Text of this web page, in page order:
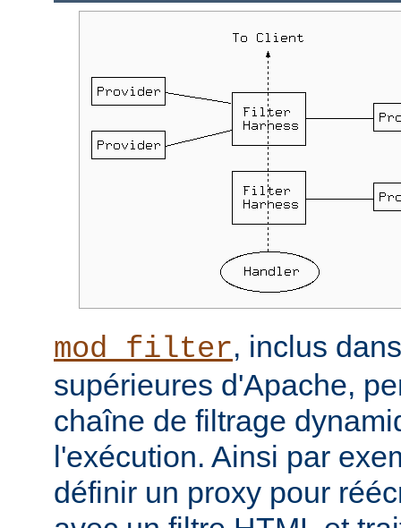
mod_filter, inclus
supérieures d'Apache,
chaîne de filtrage
l'exécution. Ainsi par
définir un proxy pour